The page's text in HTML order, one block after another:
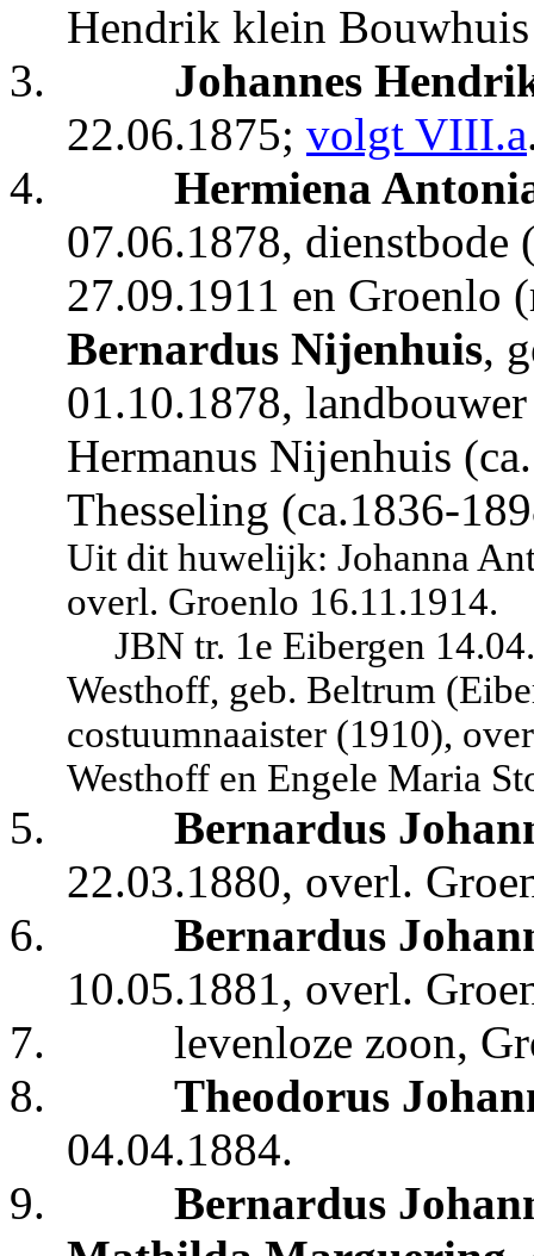
Hendrik klein
3.
Johannes
22.06.1875; volgt VIII.a
4.
Hermiena
07.06.1878, dienstbode
27.09.1911 en Groenlo
Bernardus Nijenhuis,
01.10.1878,
Hermanus Nijenhuis
Thesseling (ca.1836-
Uit dit huwelijk: Johanna
overl. Groenlo 16.11.1914.
JBN tr. 1e Eibergen
Westhoff, geb. Beltrum
costuumnaaister (1910),
Westhoff en Engele Maria
5.
Bernardus
22.03.1880, overl.
6.
Bernardus
10.05.1881, overl.
7.
levenloze zoon,
8.
Theodorus
04.04.1884.
9.
Bernardus